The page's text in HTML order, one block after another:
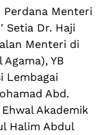
Menteri
Setia Dr. Haji
Menteri di
YB
Lembagai
Abd.
Akademik
Halim Abdul